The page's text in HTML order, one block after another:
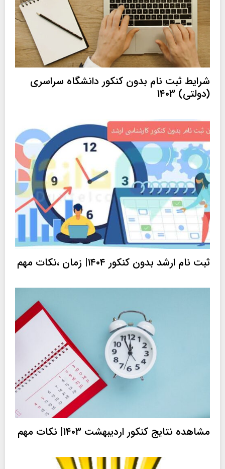
شرایط ثبت نام بدون کنکور دانشگاه سراسری
(دولتی) ۱۴۰۳
ثبت نام ارشد بدون کنکور ۱۴۰۴| زمان ،نکات مهم
مشاهده نتایج کنکور اردیبهشت ۱۴۰۳| نکات مهم